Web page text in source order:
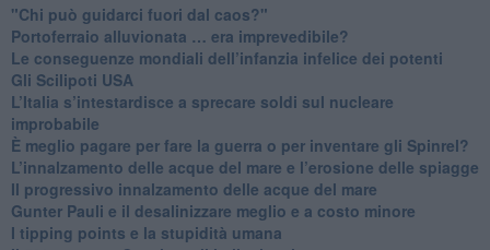
"Chi può guidarci fuori dal caos?"
​Portoferraio alluvionata … era imprevedibile?
Le conseguenze mondiali dell’infanzia infelice dei potenti
​Gli Scilipoti USA
L’Italia s’intestardisce a sprecare soldi sul nucleare
improbabile
È meglio pagare per fare la guerra o per inventare gli Spinrel?
​L’innalzamento delle acque del mare e l’erosione delle spiagge
​Il progressivo innalzamento delle acque del mare
​Gunter Pauli e il desalinizzare meglio e a costo minore
I tipping points e la stupidità umana